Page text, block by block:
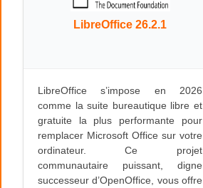
LibreOffice 26.2.1
LibreOffice s’impose en 2026
comme la suite bureautique libre et
gratuite la plus performante pour
remplacer Microsoft Office sur votre
ordinateur. Ce projet
communautaire puissant, digne
successeur d’OpenOffice, vous offre